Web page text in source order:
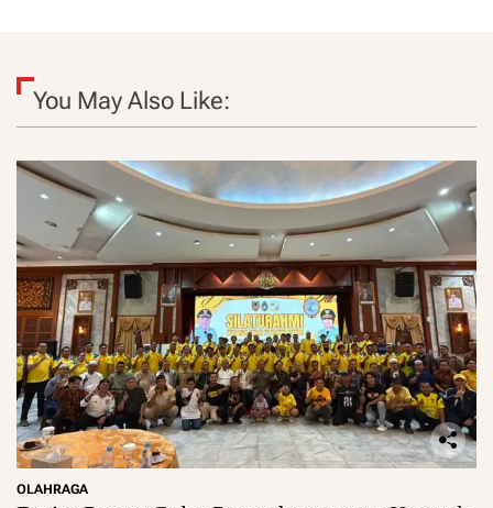
You May Also Like:
OLAHRAGA